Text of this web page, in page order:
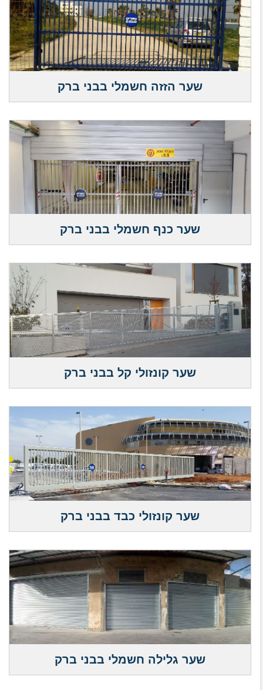
שער הזזה חשמלי בבני ברק
שער כנף חשמלי בבני ברק
שער קונזולי קל בבני ברק
שער קונזולי כבד בבני ברק
שער גלילה חשמלי בבני ברק